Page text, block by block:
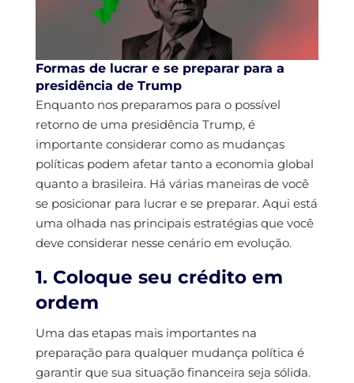
Formas de lucrar e se preparar para a
presidência de Trump
Enquanto nos preparamos para o possível
retorno de uma presidência Trump, é
importante considerar como as mudanças
políticas podem afetar tanto a economia global
quanto a brasileira. Há várias maneiras de você
se posicionar para lucrar e se preparar. Aqui está
uma olhada nas principais estratégias que você
deve considerar nesse cenário em evolução.
1. Coloque seu crédito em
ordem
Uma das etapas mais importantes na
preparação para qualquer mudança política é
garantir que sua situação financeira seja sólida.